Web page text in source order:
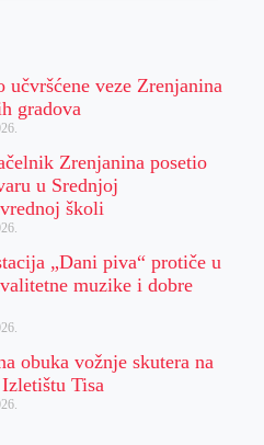
učvršćene veze Zrenjanina
gradova
Zrenjanina posetio
u Srednjoj
školi
„Dani piva“ protiče u
muzike i dobre
obuka vožnje skutera na
Tisa